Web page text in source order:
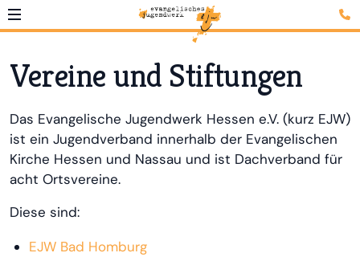
Vereine und Stiftungen
Das Evangelische Jugendwerk Hessen e.V. (kurz EJW)
ist ein Jugendverband innerhalb der Evangelischen
Kirche Hessen und Nassau und ist Dachverband für
acht Ortsvereine.
Diese sind:
EJW Bad Homburg